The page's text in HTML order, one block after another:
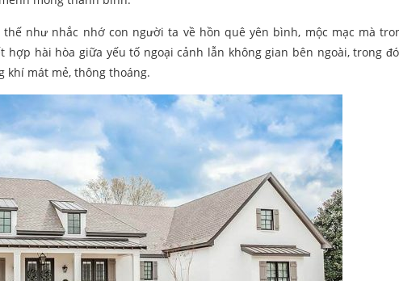
như nhắc nhớ con người ta về hồn quê yên bình, mộc mạc mà
hài hòa giữa yếu tố ngoại cảnh lẫn không gian bên ngoài, trong
khí mát mẻ, thông thoáng.